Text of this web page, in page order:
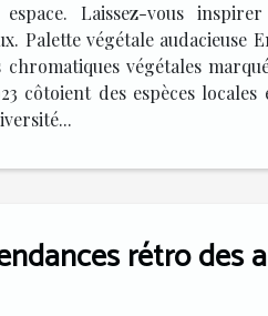
espace. Laissez-vous
végétale audacieuse
végétales
côtoient des espèces
rétro des